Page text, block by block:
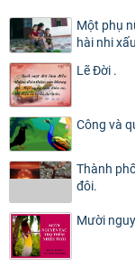
Một phụ
hài nhi
Lẽ Đời .
Công và
Thành
đôi.
Mười